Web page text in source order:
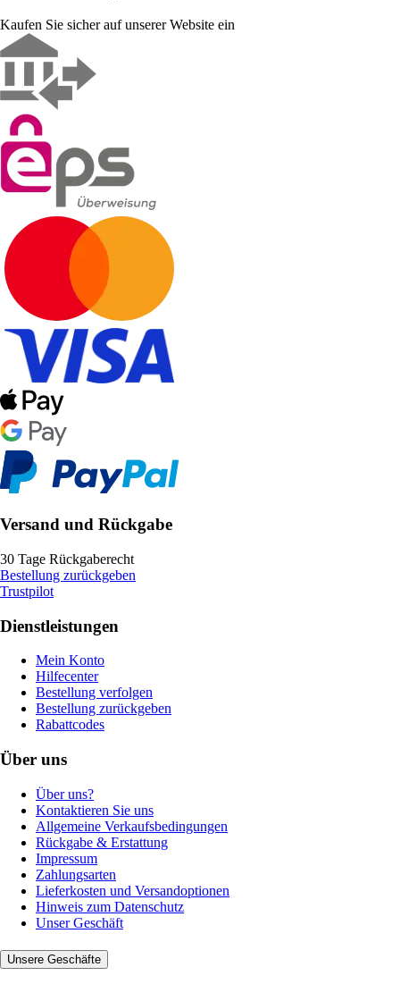
Kaufen Sie sicher auf unserer Website ein
Versand und Rückgabe
30 Tage Rückgaberecht
Bestellung zurückgeben
Trustpilot
Dienstleistungen
Mein Konto
Hilfecenter
Bestellung verfolgen
Bestellung zurückgeben
Rabattcodes
Über uns
Über uns?
Kontaktieren Sie uns
Allgemeine Verkaufsbedingungen
Rückgabe & Erstattung
Impressum
Zahlungsarten
Lieferkosten und Versandoptionen
Hinweis zum Datenschutz
Unser Geschäft
Unsere Geschäfte